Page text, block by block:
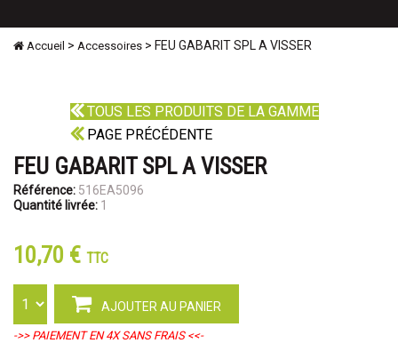
Accueil > Accessoires > FEU GABARIT SPL A VISSER
TOUS LES PRODUITS DE LA GAMME
PAGE PRÉCÉDENTE
FEU GABARIT SPL A VISSER
Référence: 516EA5096
Quantité livrée: 1
10,70 € TTC
AJOUTER AU PANIER
->> PAIEMENT EN 4X SANS FRAIS <<-